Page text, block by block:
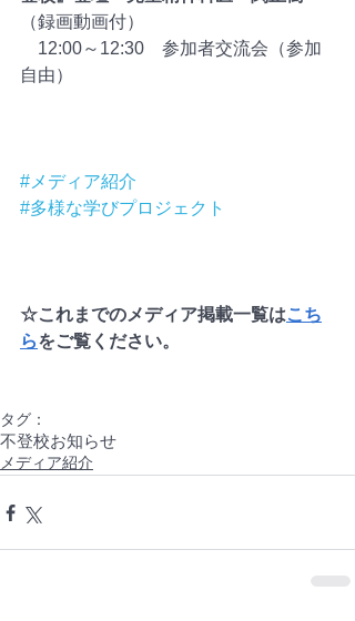
（録画動画付）
12:00～12:30　参加者交流会（参加
自由）
#メディア紹介
#多様な学びプロジェクト
☆これまでのメディア掲載一覧はこち
らをご覧ください。
タグ：
不登校お知らせ
メディア紹介